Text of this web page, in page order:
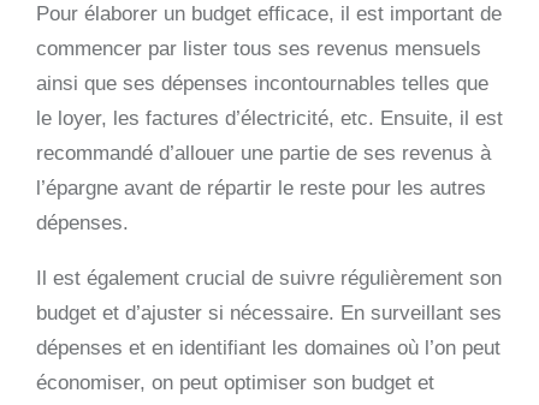
Pour élaborer un budget efficace, il est important de
commencer par lister tous ses revenus mensuels
ainsi que ses dépenses incontournables telles que
le loyer, les factures d’électricité, etc. Ensuite, il est
recommandé d’allouer une partie de ses revenus à
l’épargne avant de répartir le reste pour les autres
dépenses.
Il est également crucial de suivre régulièrement son
budget et d’ajuster si nécessaire. En surveillant ses
dépenses et en identifiant les domaines où l’on peut
économiser, on peut optimiser son budget et